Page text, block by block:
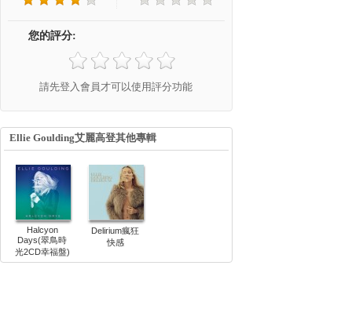
您的評分:
請先登入會員才可以使用評分功能
Ellie Goulding艾麗高登其他專輯
Halcyon
Days(翠鳥時
光2CD幸福盤)
Delirium瘋狂
快感